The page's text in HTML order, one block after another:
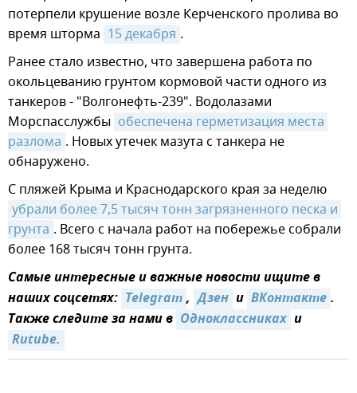
потерпели крушение возле Керченского пролива во
время шторма 15 декабря .
Ранее стало известно, что завершена работа по
окольцеванию грунтом кормовой части одного из
танкеров - "Волгонефть-239". Водолазами
Морспасслужбы обеспечена герметизация места
разлома . Новых утечек мазута с танкера не
обнаружено.
С пляжей Крыма и Краснодарского края за неделю
убрали более 7,5 тысяч тонн загрязненного песка и
грунта . Всего с начала работ на побережье собрали
более 168 тысяч тонн грунта.
Самые интересные и важные новости ищите в
наших соцсетях: Telegram, Дзен и ВКонтакте.
Также следите за нами в Одноклассниках и
Rutube.